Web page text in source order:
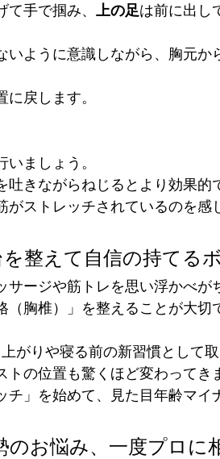
て手で掴み、 上の足は前に出し
いように意識しながら、胸元
戻します。
いましょう。
きながらねじるとより効果的
がストレッチされているのを感
整えて自信の持てる
ージや筋トレを思い浮かべが
（胸椎）」を整えることが大切
がりや寝る前の新習慣として取
の位置も驚くほど変わってき
チ」を始めて、見た目年齢マイ
のお悩み、一度プロに